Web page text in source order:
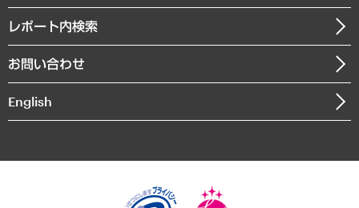
まちづくり・観光・交通・スポーツ・スマートシティ
自然資源・農林水産業・食料システム
沿革
組織図・本部部室紹介
インドネシア現地法人
個人情報保護方針
レポート内検索
お問い合わせ
English